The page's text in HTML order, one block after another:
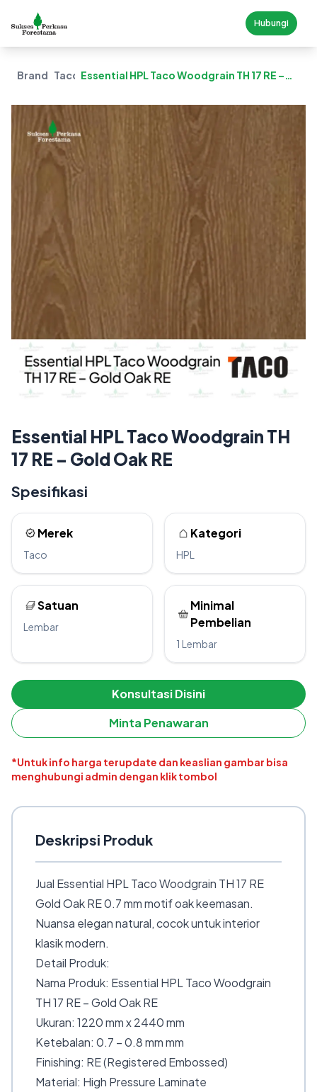
Hubungi
Brand Taco Essential HPL Taco Woodgrain TH 17 RE –
Essential HPL Taco Woodgrain TH
17 RE – Gold Oak RE
Spesifikasi
Merek
Taco
Kategori
HPL
Satuan
Lembar
Minimal
Pembelian
1 Lembar
Konsultasi Disini
Minta Penawaran
*Untuk info harga terupdate dan keaslian gambar bisa
menghubungi admin dengan klik tombol
Deskripsi Produk
Jual Essential HPL Taco Woodgrain TH 17 RE
Gold Oak RE 0.7 mm motif oak keemasan.
Nuansa elegan natural, cocok untuk interior
klasik modern.
Detail Produk:
Nama Produk: Essential HPL Taco Woodgrain
TH 17 RE – Gold Oak RE
Ukuran: 1220 mm x 2440 mm
Ketebalan: 0.7 – 0.8 mm mm
Finishing: RE (Registered Embossed)
Material: High Pressure Laminate